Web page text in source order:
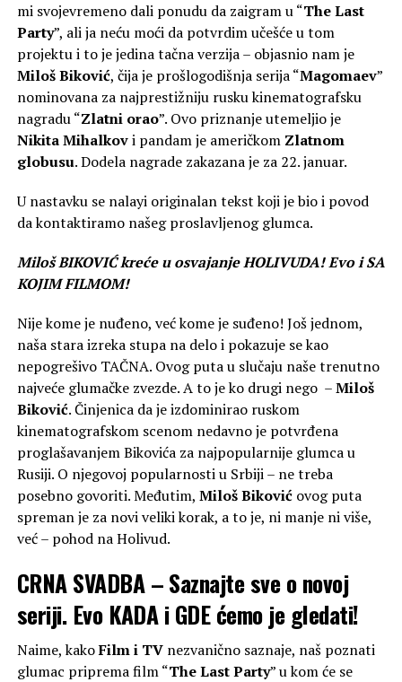
mi svojevremeno dali ponudu da zaigram u “The Last
Party”, ali ja neću moći da potvrdim učešće u tom
projektu i to je jedina tačna verzija – objasnio nam je
Miloš Biković, čija je prošlogodišnja serija “Magomaev”
nominovana za najprestižniju rusku kinematografsku
nagradu “Zlatni orao”. Ovo priznanje utemeljio je
Nikita Mihalkovi pandam je američkom Zlatnom
globusu. Dodela nagrade zakazana je za 22. januar.
U nastavku se nalayi originalan tekst koji je bio i povod
da kontaktiramo našeg proslavljenog glumca.
Miloš BIKOVIĆ kreće u osvajanje HOLIVUDA! Evo i SA
KOJIM FILMOM!
Nije kome je nuđeno, već kome je suđeno! Još jednom,
naša stara izreka stupa na delo i pokazuje se kao
nepogrešivo TAČNA. Ovog puta u slučaju naše trenutno
najveće glumačke zvezde. A to je ko drugi nego –Miloš
Biković. Činjenica da je izdominirao ruskom
kinematografskom scenom nedavno je potvrđena
proglašavanjem Bikovića za najpopularnije glumca u
Rusiji. O njegovoj popularnosti u Srbiji – ne treba
posebno govoriti. Međutim, Miloš Bikovićovog puta
spreman je za novi veliki korak, a to je, ni manje ni više,
već – pohod na Holivud.
CRNA SVADBA – Saznajte sve o novoj
seriji. Evo KADA i GDE ćemo je gledati!
Naime, kakoFilm i TVnezvanično saznaje, naš poznati
glumac priprema film “The Last Party” u kom će se